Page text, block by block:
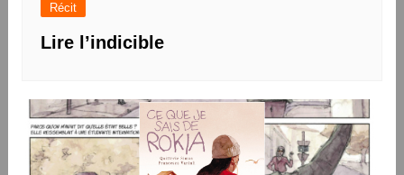
Récit
Lire l’indicible